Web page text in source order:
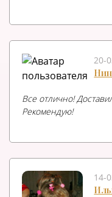
20-
Все отлично!
Рекомендую!
14-